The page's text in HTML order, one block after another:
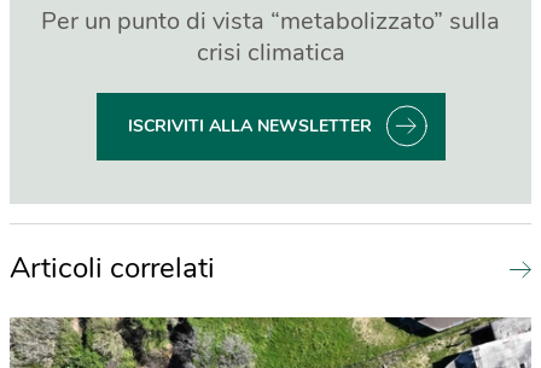
Per un punto di vista “metabolizzato” sulla
crisi climatica
ISCRIVITI ALLA NEWSLETTER
Articoli correlati